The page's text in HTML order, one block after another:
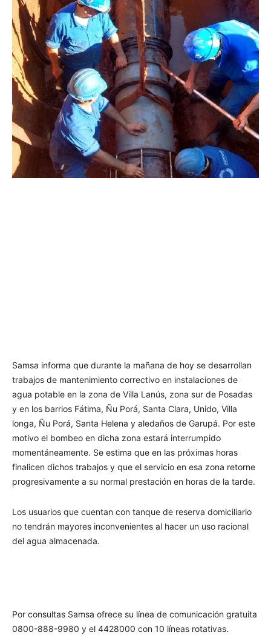
Samsa informa que durante la mañana de hoy se desarrollan
trabajos de mantenimiento correctivo en instalaciones de
agua potable en la zona de Villa Lanús, zona sur de Posadas
y en los barrios Fátima, Ñu Porá, Santa Clara, Unido, Villa
longa, Ñu Porá, Santa Helena y aledaños de Garupá. Por este
motivo el bombeo en dicha zona estará interrumpido
momentáneamente. Se estima que en las próximas horas
finalicen dichos trabajos y que el servicio en esa zona retorne
progresivamente a su normal prestación en horas de la tarde.
Los usuarios que cuentan con tanque de reserva domiciliario
no tendrán mayores inconvenientes al hacer un uso racional
del agua almacenada.
Por consultas Samsa ofrece su línea de comunicación gratuita
0800-888-9980 y el 4428000 con 10 líneas rotativas.